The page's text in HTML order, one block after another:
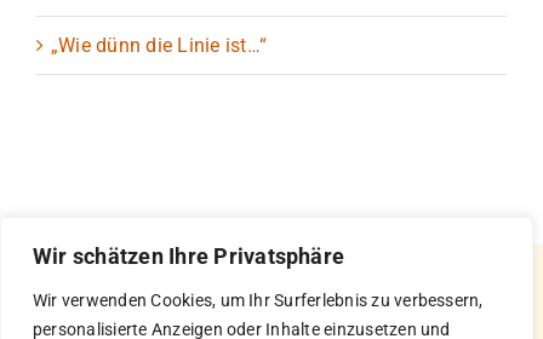
Wir schätzen Ihre Privatsphäre
Wir verwenden Cookies, um Ihr Surferlebnis zu verbessern,
personalisierte Anzeigen oder Inhalte einzusetzen und
„Wie dünn die Linie ist…“